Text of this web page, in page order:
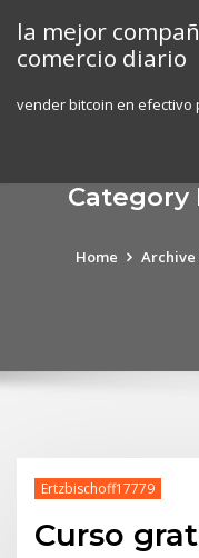
content
la mejor
comercio diario
vender bitcoin en efectivo
Category
Home Archive
Ertzbischoff17779
Curso